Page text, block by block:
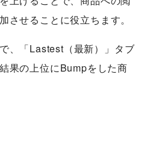
させることに役立ちます。
、「Lastest（最新）」タブ
果の上位にBumpをした商